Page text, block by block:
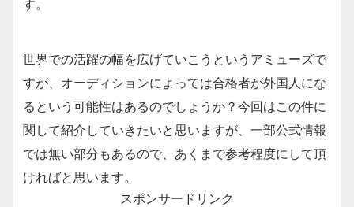
す。
世界での活躍の幅を広げていこうというアミューズで
すが、オーディションによっては合格者が外国人にな
るという可能性はあるのでしょうか？今回はこの件に
関して紹介していきたいと思いますが、一部公式情報
では無い部分もあるので、あくまで参考程度にして頂
ければと思います。
スポンサードリンク